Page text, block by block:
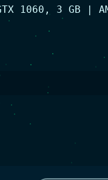
1060, 3 GB |